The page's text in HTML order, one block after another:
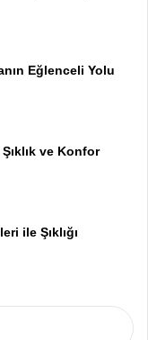
Eğlenceli Yolu
ve Konfor
ile Şıklığı